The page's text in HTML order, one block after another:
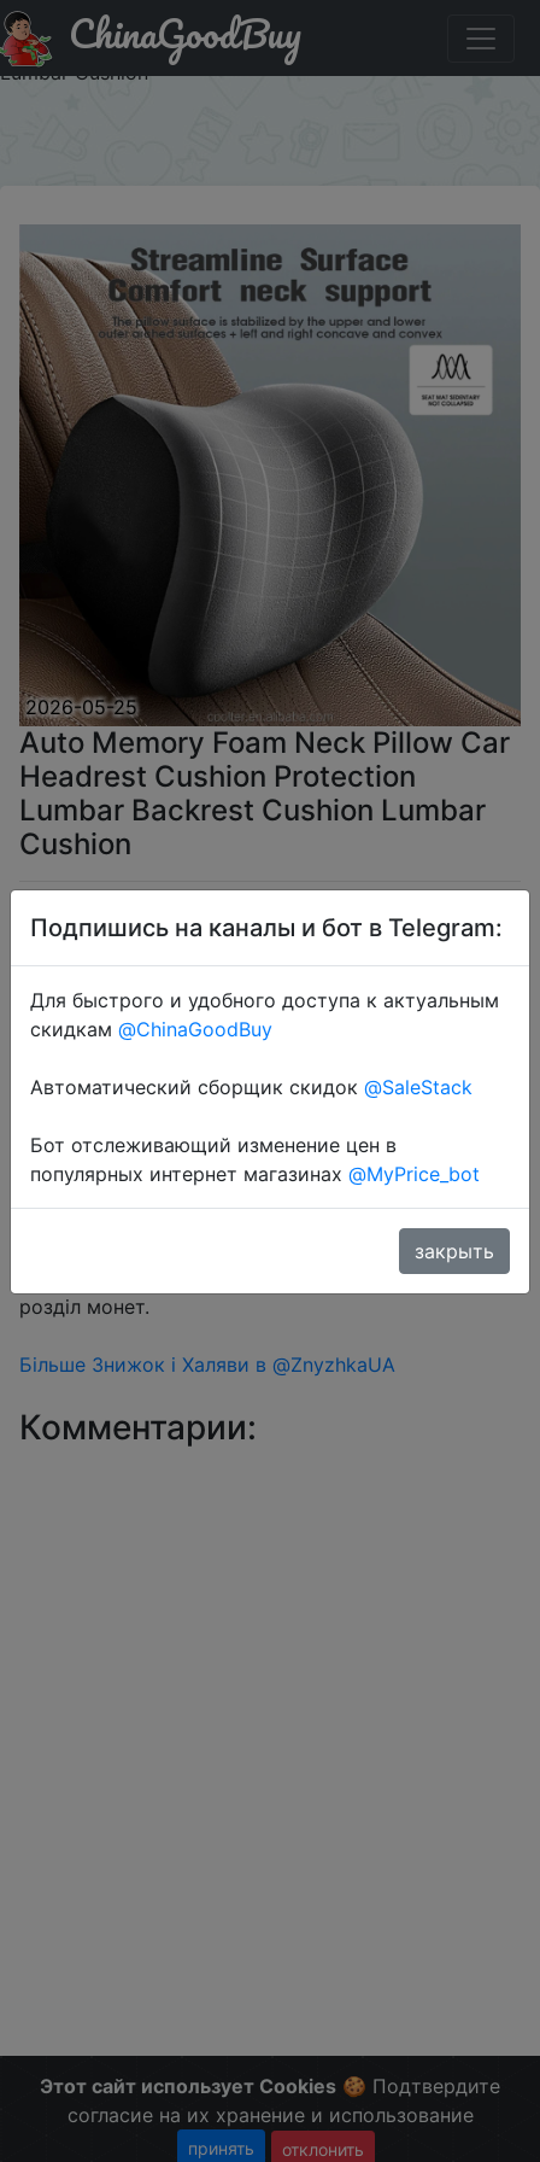
Купить по скидке: Auto Memory Foam Neck Pillow Car
Headrest Cushion Protection Lumbar Backrest Cushion
Lumbar Cushion
ChinaGoodBuy
2026-05-25
Auto Memory Foam Neck Pillow Car
Headrest Cushion Protection
Lumbar Backrest Cushion Lumbar
Cushion
$5.32
Coins
Перейти в магазин
Знижка монетками 227 Coins у додатку через
розділ монет.
Більше Знижок і Халяви в @ZnyzhkaUA
Комментарии:
Этот сайт использует Cookies 🍪 Подтвердите
согласие на их хранение и использование
принять отклонить
Подпишись на каналы и бот в Telegram:
Для быстрого и удобного доступа к актуальным
скидкам @ChinaGoodBuy
Автоматический сборщик скидок @SaleStack
Бот отслеживающий изменение цен в
популярных интернет магазинах @MyPrice_bot
закрыть